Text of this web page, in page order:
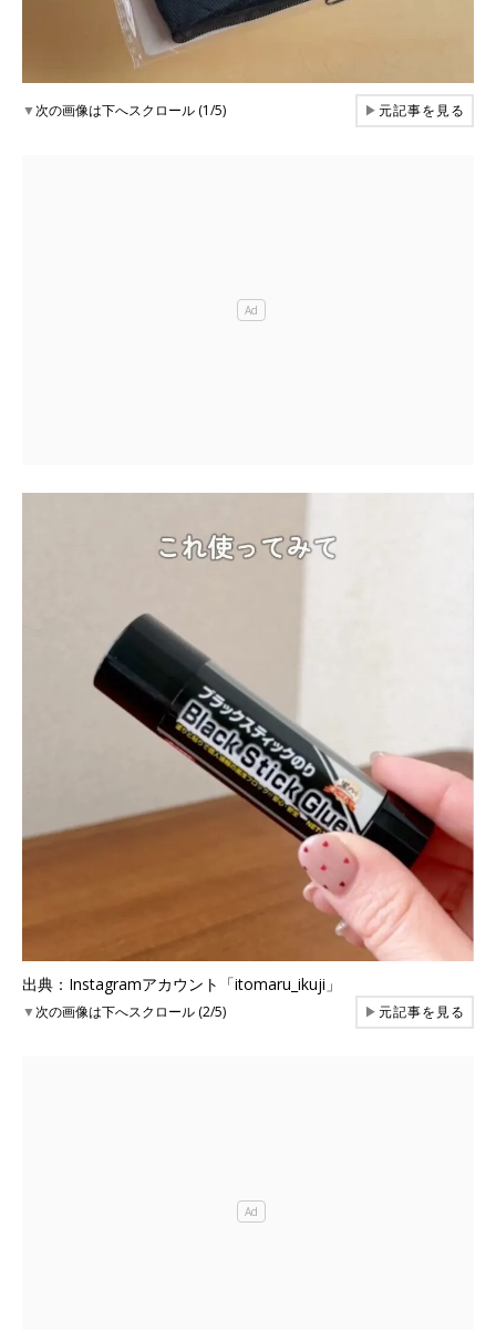
▼次の画像は下へスクロール (1/5) ▶元記事を見る
出典：Instagramアカウント「itomaru_ikuji」
▼次の画像は下へスクロール (2/5) ▶元記事を見る